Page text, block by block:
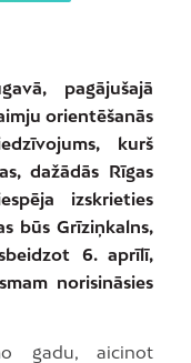
pagājušajā
orientēšanās
kurš
dažādās Rīgas
izskrieties
būs Grīziņkalns,
6. aprīlī,
norisināsies
gadu, aicinot